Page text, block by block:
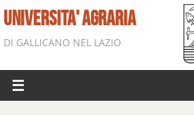
UNIVERSITA' AGRARIA
DI GALLICANO NEL LAZIO